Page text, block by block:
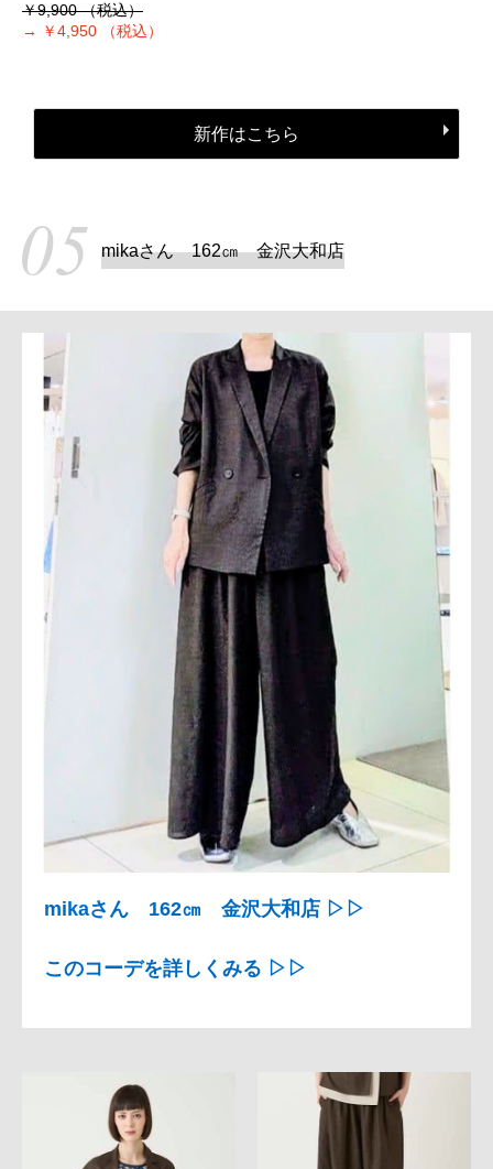
￥9,900（税込）
→
￥4,950 （税込）
新作はこちら
mikaさん 162㎝ 金沢大和店
mikaさん 162㎝ 金沢大和店 ▷▷
このコーデを詳しくみる ▷▷